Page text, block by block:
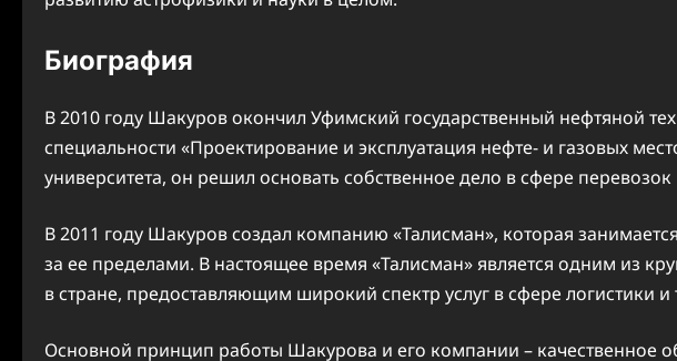
Биография
В 2010 году Шакуров окончил Уфимский государственный нефтяной
специальности «Проектирование и эксплуатация нефте- и газовых
университета, он решил основать собственное дело в сфере перевозок
В 2011 году Шакуров создал компанию «Талисман», которая
за ее пределами. В настоящее время «Талисман» является одним из
в стране, предоставляющим широкий спектр услуг в сфере логистики и
Основной принцип работы Шакурова и его компании – качественное